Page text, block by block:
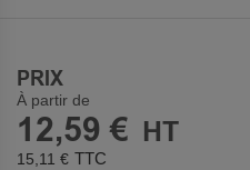
PRIX
À partir de
12,59 €
15,11 €